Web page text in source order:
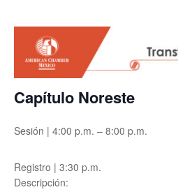
Capítulo Noreste
Sesión | 4:00 p.m. – 8:00 p.m.
Registro | 3:30 p.m.
Descripción: